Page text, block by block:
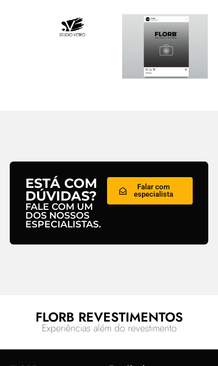
ESTÁ COM
DÚVIDAS?
FALE COM UM
DOS NOSSOS
ESPECIALISTAS.
Falar com
especialista
FLORB REVESTIMENTOS
Experiências além do revestimento